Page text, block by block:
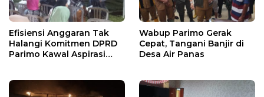
Efisiensi Anggaran Tak
Halangi Komitmen DPRD
Parimo Kawal Aspirasi
Wabup Parimo Gerak
Cepat, Tangani Banjir di
Desa Air Panas